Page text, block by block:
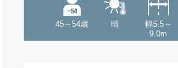
45～54歳 晴
幅5.5～
9.0m